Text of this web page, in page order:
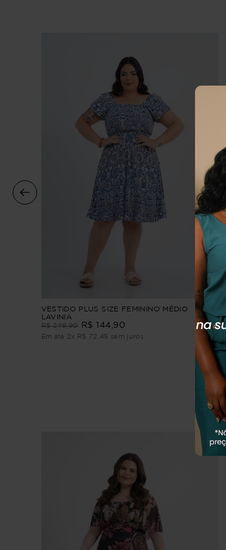
VESTIDO PLUS SIZE FEMININO MÉDIO
LAVINIA
R$ 249,90 R$ 144 90
Em até 2x R$ 72 45 sem juros